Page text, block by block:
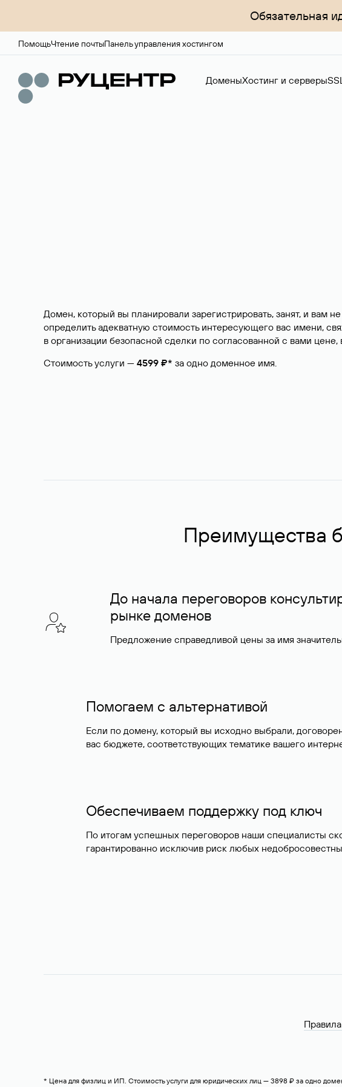
Обязательная
ПомощьЧтение почтыПанель управления хостингом
ДоменыХостинг и серверы
Домен, который вы планировали зарегистрировать, занят, и вам
определить адекватную стоимость интересующего вас имени,
в организации безопасной сделки по согласованной с вами
Стоимость услуги — 4599 ₽* за одно доменное имя.
Преимущества
До начала переговоров
рынке доменов
Предложение справедливой цены за имя
Помогаем с альтернативой
Если по домену, который вы исходно выбрали,
вас бюджете, соответствующих тематике вашего
Обеспечиваем поддержку под ключ
По итогам успешных переговоров наши специалисты
гарантированно исключив риск любых
* Цена для физлиц и ИП. Стоимость услуги для юридических лиц — 3898 ₽ за одно